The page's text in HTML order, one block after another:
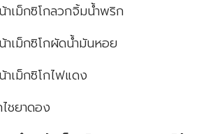
กลวกจิ้มน้ำพริก
โกผัดน้ำมันหอย
โกไฟแดง
ดอง